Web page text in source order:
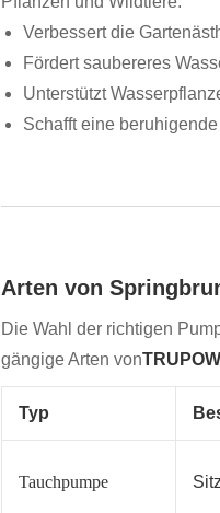
Verbessert die
Fördert saubereres
Unterstützt
Schafft eine
Arten von
Die Wahl der richtigen
gängige Arten von
Typ
Tauchpumpe